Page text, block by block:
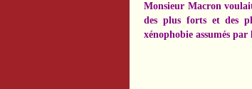
Monsieur Macron
des plus forts et des
xénophobie assumés